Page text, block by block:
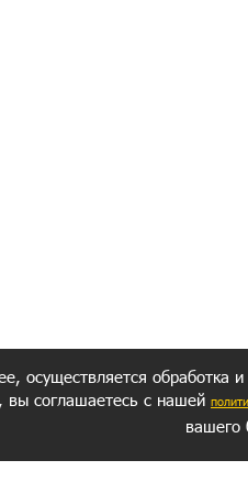
осуществляется обработка
вы соглашаетесь с нашей
вашего